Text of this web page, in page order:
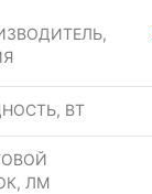
ВТ
ЛМ